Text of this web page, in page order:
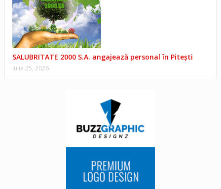
SALUBRITATE 2000 S.A. angajează personal în Pitești
iulie 25, 2026